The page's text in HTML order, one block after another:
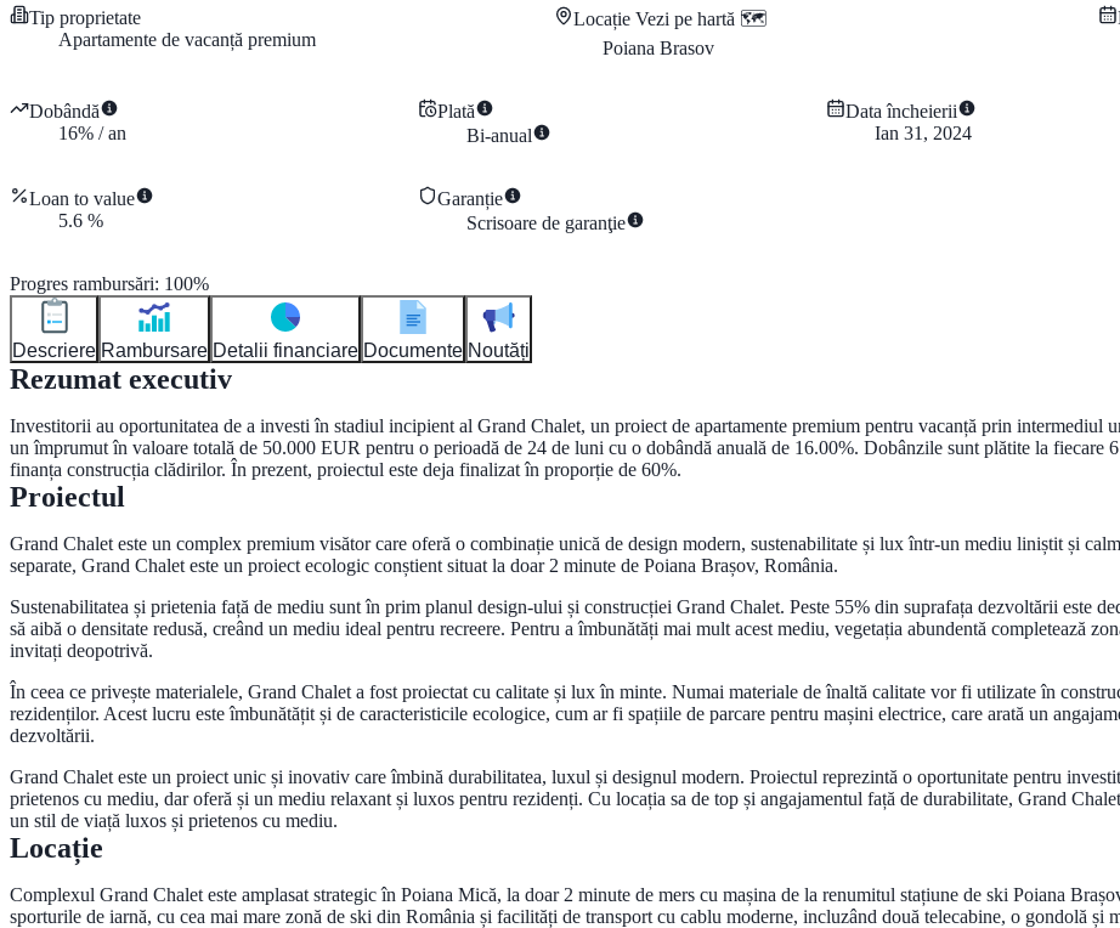
Tip proprietate
Apartamente de vacanță premium
Locație Vezi pe hartă 🗺️
Poiana Brasov
Dobândă
16% /an
Plată
Bi-anual
Data încheierii
Ian 31, 2024
Loan to value
5.6 %
Garanție
Scrisoare de garanţie
Progres rambursări: 100%
Descriere Rambursare Detalii financiare Documente Noutăți
Rezumat executiv
Investitorii au oportunitatea de a investi în stadiul incipient al Grand Chalet, un proiect de apartamente premium pentru vacanță prin
un împrumut în valoare totală de 50.000 EUR pentru o perioadă de 24 de luni cu o dobândă anuală de 16.00%. Dobânzile sunt plătite la
finanța construcția clădirilor. În prezent, proiectul este deja finalizat în proporție de 60%.
Proiectul
Grand Chalet este un complex premium visător care oferă o combinație unică de design modern, sustenabilitate și lux într-un mediu liniștit și
separate, Grand Chalet este un proiect ecologic conștient situat la doar 2 minute de Poiana Brașov, România.
Sustenabilitatea și prietenia față de mediu sunt în prim planul design-ului și construcției Grand Chalet. Peste 55% din suprafața dezvoltării este
să aibă o densitate redusă, creând un mediu ideal pentru recreere. Pentru a îmbunătăți mai mult acest mediu, vegetația abundentă completează
invitați deopotrivă.
În ceea ce privește materialele, Grand Chalet a fost proiectat cu calitate și lux în minte. Numai materiale de înaltă calitate vor fi utilizate în
rezidenților. Acest lucru este îmbunătățit și de caracteristicile ecologice, cum ar fi spațiile de parcare pentru mașini electrice, care arată un
dezvoltării.
Grand Chalet este un proiect unic și inovativ care îmbină durabilitatea, luxul și designul modern. Proiectul reprezintă o oportunitate pentru
prietenos cu mediu, dar oferă și un mediu relaxant și luxos pentru rezidenți. Cu locația sa de top și angajamentul față de durabilitate, Grand
un stil de viață luxos și prietenos cu mediu.
Locație
Complexul Grand Chalet este amplasat strategic în Poiana Mică, la doar 2 minute de mers cu mașina de la renumitul stațiune de ski Poiana
sporturile de iarnă, cu cea mai mare zonă de ski din România și facilități de transport cu cablu moderne, incluzând două telecabine, o gondolă și